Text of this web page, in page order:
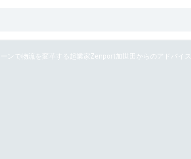
ンで物流を変革する起業家Zenport加世田からのアドバイス